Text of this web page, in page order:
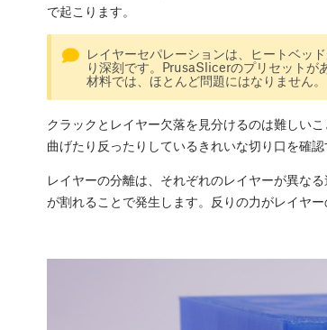
で起こります。
レイヤーセパレーションは、ヒートベッ
り深刻です。PrusaSlicerのプリセット
材料では、ほとんど問題にはなりません。
クラックとレイヤー欠落を見分けるのは難しい
曲げたり反ったりしているきれいな切り口を確認
レイヤーの分離は、それぞれのレイヤーが異な
が割れることで発生します。反りの力がレイヤ